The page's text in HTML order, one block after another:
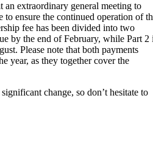
an extraordinary general meeting to
to ensure the continued operation of
fee has been divided into two
by the end of February, while Part 2
Please note that both payments
year, as they together cover the
change, so don’t hesitate to